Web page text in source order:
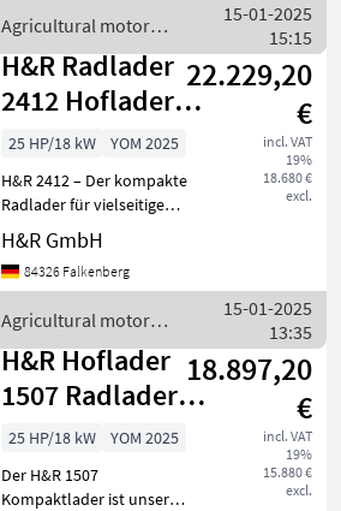
Hubkraft von
Agricultural motor
vehicles / H&R
15-01-2025
15:15
H&R Radlader
2412 Hoflader
inkl. Schaufel
und Gabel
22.229,20
€
incl. VAT
19%
18.680 €
excl.
25 HP/18 kW
YOM 2025
H&R 2412 – Der kompakte
Radlader für vielseitige
Einsätze mit offener Kabine
Vorteile des H&R 2412
Lader Leistungsstarker
DEF20CFF4 4 Zylinder
H&R GmbH
84326 Falkenberg
Agricultural motor
vehicles / H&R
15-01-2025
13:35
H&R Hoflader
1507 Radlader
inkl. Schaufel
18.897,20
€
incl. VAT
19%
15.880 €
excl.
25 HP/18 kW
YOM 2025
Der H&R 1507
Kompaktlader ist unser